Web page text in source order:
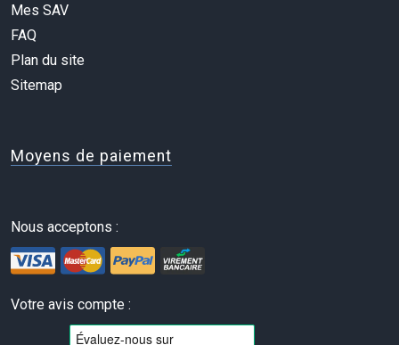
Mes SAV
FAQ
Plan du site
Sitemap
Moyens de paiement
Nous acceptons :
Votre avis compte :